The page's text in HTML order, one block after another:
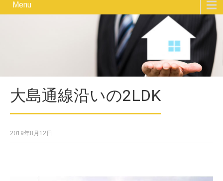
Menu
大島通線沿いの2LDK
2019年8月12日